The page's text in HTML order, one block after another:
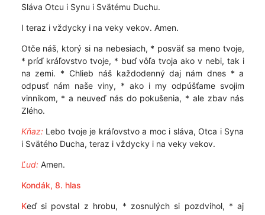
Sláva Otcu i Synu i Svätému Duchu.
I teraz i vždycky i na veky vekov. Amen.
Otče náš, ktorý si na nebesiach, * posväť sa meno tvoje,
* príď kráľovstvo tvoje, * buď vôľa tvoja ako v nebi, tak i
na zemi. * Chlieb náš každodenný daj nám dnes * a
odpusť nám naše viny, * ako i my odpúšťame svojim
vinníkom, * a neuveď nás do pokušenia, * ale zbav nás
Zlého.
Kňaz:Lebo tvoje je kráľovstvo a moc i sláva, Otca i Syna
i Svätého Ducha, teraz i vždycky i na veky vekov.
Ľud:Amen.
Kondák, 8. hlas
Keď si povstal z hrobu, * zosnulých si pozdvihol, * aj